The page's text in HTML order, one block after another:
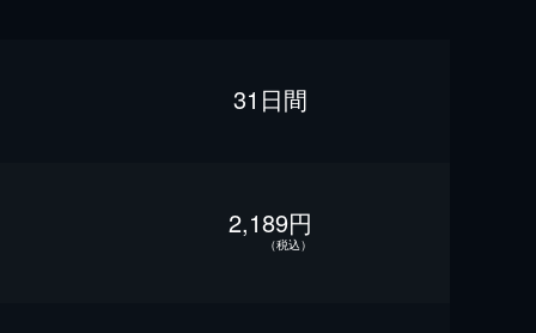
31日間
2,189円
（税込）